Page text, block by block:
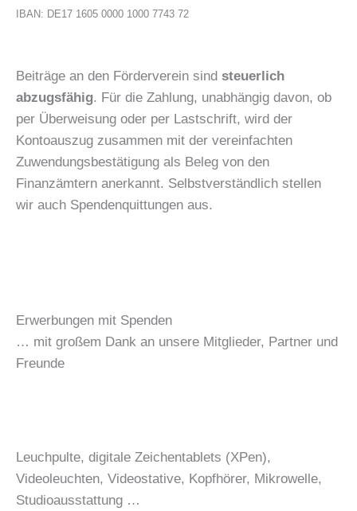
IBAN: DE17 1605 0000 1000 7743 72
Beiträge an den Förderverein sind steuerlich
abzugsfähig. Für die Zahlung, unabhängig davon, ob
per Überweisung oder per Lastschrift, wird der
Kontoauszug zusammen mit der vereinfachten
Zuwendungsbestätigung als Beleg von den
Finanzämtern anerkannt. Selbstverständlich stellen
wir auch Spendenquittungen aus.
Erwerbungen mit Spenden
… mit großem Dank an unsere Mitglieder, Partner und
Freunde
Leuchpulte, digitale Zeichentablets (XPen),
Videoleuchten, Videostative, Kopfhörer, Mikrowelle,
Studioausstattung …